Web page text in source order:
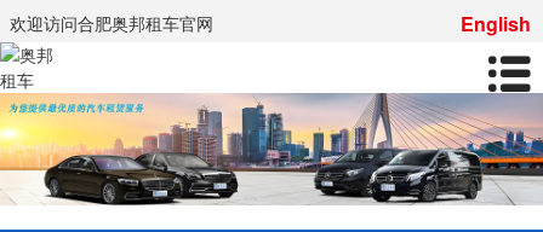
欢迎访问合肥奥邦租车官网 English